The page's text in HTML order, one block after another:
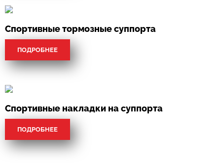
Спортивные тормозные суппорта
ПОДРОБНЕЕ
Спортивные накладки на суппорта
ПОДРОБНЕЕ